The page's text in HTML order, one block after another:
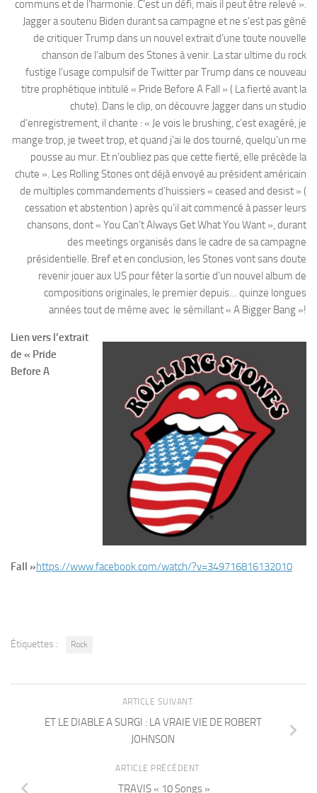
communs et de l’harmonie. C’est un défi, mais il peut être relevé ».
Jagger a soutenu Biden durant sa campagne et ne s’est pas gêné
de critiquer Trump dans un nouvel extrait d’une toute nouvelle
chanson de l’album des Stones à venir. La star ultime du rock
fustige l’usage compulsif de Twitter par Trump dans ce nouveau
titre prophétique intitulé « Pride Before A Fall » ( La fierté avant la
chute). Dans le clip, on découvre Jagger dans un studio
d’enregistrement, il chante : « Je vois le brushing, c’est exagéré, je
mange trop, je tweet trop, et quand j’ai le dos tourné, quelqu’un me
pousse au mur. Et n’oubliez pas que cette fierté, elle précède la
chute ». Les Rolling Stones ont déjà envoyé au président américain
de multiples commandements d’huissiers « ceased and desist » (
cessation et abstention ) après qu’il ait commencé à passer leurs
chansons, dont « You Can’t Always Get What You Want », durant
des meetings organisés dans le cadre de sa campagne
présidentielle. Bref et en conclusion, les Stones vont sans doute
revenir jouer aux US pour fêter la sortie d’un nouvel album de
compositions originales, le premier depuis… quinze longues
années tout de même avec le sémillant « A Bigger Bang »!
Lien vers l’extrait
de « Pride
Before A
Fall »https://www.facebook.com/watch/?v=349716816132010
Étiquettes : Rock
ARTICLE SUIVANT
ET LE DIABLE A SURGI : LA VRAIE VIE DE ROBERT
JOHNSON
ARTICLE PRÉCÉDENT
TRAVIS « 10 Songs »